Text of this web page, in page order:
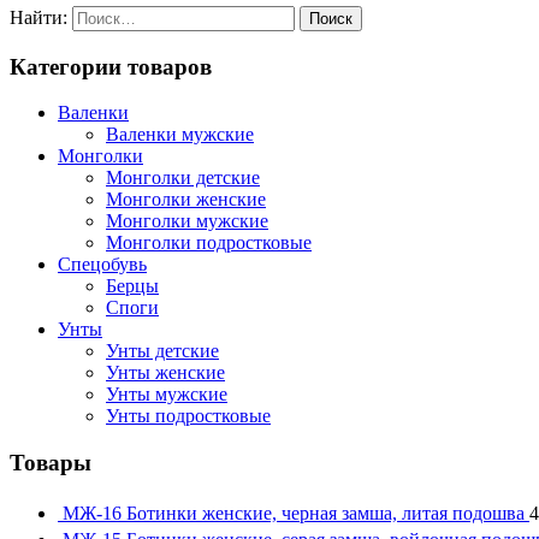
Найти:
Категории товаров
Валенки
Валенки мужские
Монголки
Монголки детские
Монголки женские
Монголки мужские
Монголки подростковые
Спецобувь
Берцы
Споги
Унты
Унты детские
Унты женские
Унты мужские
Унты подростковые
Товары
МЖ-16 Ботинки женские, черная замша, литая подошва